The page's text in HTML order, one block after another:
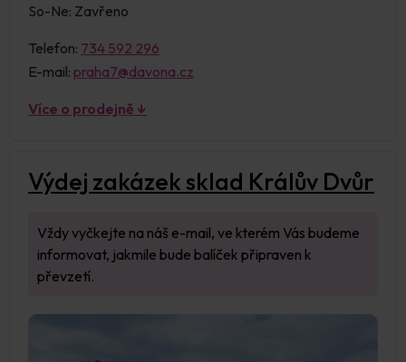
So-Ne: Zavřeno
Telefon: 734 592 296
E-mail: praha7@davona.cz
Více o prodejně ↓
Výdej zakázek sklad Králův Dvůr
Vždy vyčkejte na náš e-mail, ve kterém Vás budeme
informovat, jakmile bude balíček připraven k
převzetí.